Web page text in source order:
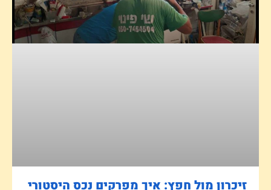
זיכרון מול חפץ: איך מפרקים נכס היסטורי